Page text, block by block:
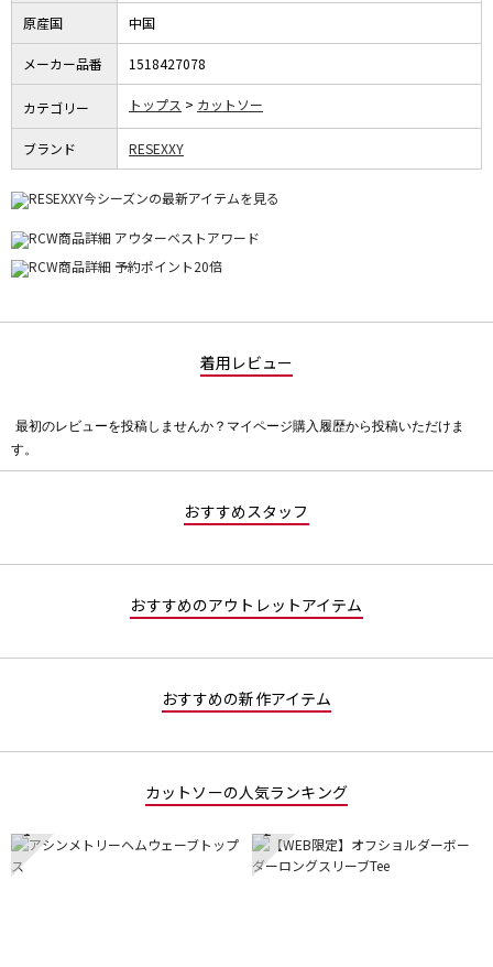
原産国 中国
メーカー品番 1518427078
カテゴリー トップス カットソー
ブランド RESEXXY
着用レビュー
価
最初のレビューを投稿しませんか？マイページ購入履歴から投稿いただけま
す。
おすすめスタッフ
おすすめのアウトレットアイテム
おすすめの新作アイテム
カットソーの人気ランキング
1 2